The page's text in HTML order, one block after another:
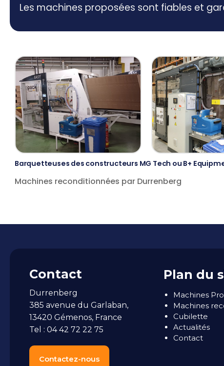
Les machines proposées sont fiables et
Barquetteuses des constructeurs MG Tech ou B+
Machines reconditionnées par Durrenberg
Contact
Durrenberg
385 avenue du Garlaban,
13420 Gémenos, France
Tel : 04 42 72 22 75
Contactez-nous
Plan du
Machines
Machines
Cubilette
Actualités
Contact